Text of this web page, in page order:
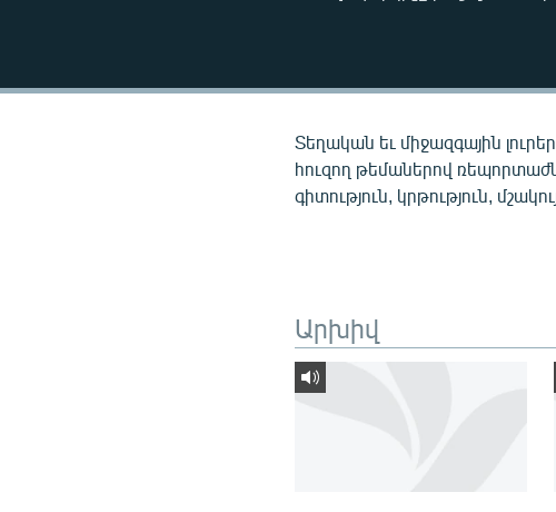
ՍՊՈՐՏ
Տեղական եւ միջազգային
հուզող թեմաներով
գիտություն, կրթություն,
Արխիվ